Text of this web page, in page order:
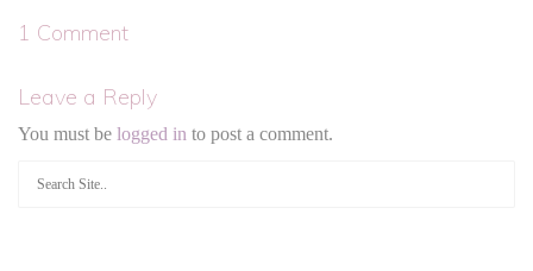
1 Comment
Leave a Reply
You must be logged in to post a comment.